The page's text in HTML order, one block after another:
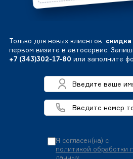
Только для новых клиентов:
первом визите в автосервис.
+7 (343)302-17-80 или заполните
Я согласен(на) с
политикой обработки